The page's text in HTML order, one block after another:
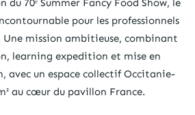
du 70ᵉ Summer Fancy Food Show, le
pour les professionnels
mission ambitieuse, combinant
learning expedition et mise en
avec un espace collectif Occitanie-
au cœur du pavillon France.